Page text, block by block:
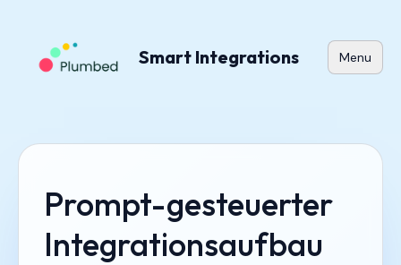
Smart Integrations Menu
Prompt-gesteuerter
Integrationsaufbau